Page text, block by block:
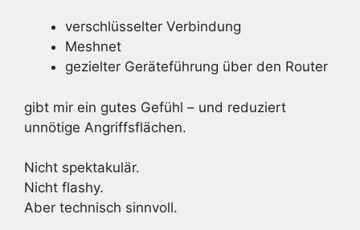
verschlüsselter Verbindung
Meshnet
gezielter Geräteführung über den Router
gibt mir ein gutes Gefühl – und reduziert
unnötige Angriffsflächen.
Nicht spektakulär.
Nicht flashy.
Aber technisch sinnvoll.